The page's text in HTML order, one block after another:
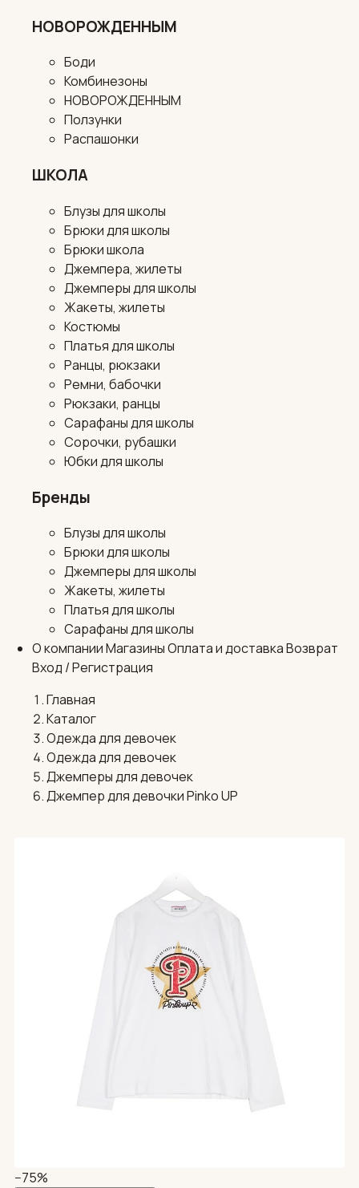
НОВОРОЖДЕННЫМ
Боди
Комбинезоны
НОВОРОЖДЕННЫМ
Ползунки
Распашонки
ШКОЛА
Блузы для школы
Брюки для школы
Брюки школа
Джемпера, жилеты
Джемперы для школы
Жакеты, жилеты
Костюмы
Платья для школы
Ранцы, рюкзаки
Ремни, бабочки
Рюкзаки, ранцы
Сарафаны для школы
Сорочки, рубашки
Юбки для школы
Бренды
Блузы для школы
Брюки для школы
Джемперы для школы
Жакеты, жилеты
Платья для школы
Сарафаны для школы
О компанииМагазиныОплата и доставкаВозврат
Вход / Регистрация
Главная
Каталог
Одежда для девочек
Одежда для девочек
Джемперы для девочек
Джемпер для девочки Pinko UP
−75%